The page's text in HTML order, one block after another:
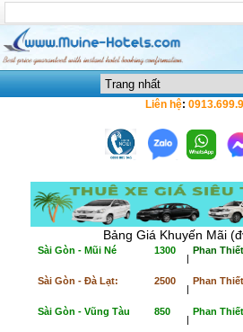
Liên hệ:
Bảng Giá Khuyến Mãi
Sài Gòn - Mũi Né 1300
|
Phan
Sài Gòn - Đà Lạt: 2500
|
Phan
Sài Gòn - Vũng Tàu 850
|
Phan